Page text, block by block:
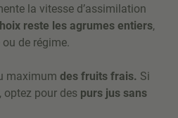
la vitesse d’assimilation
reste les agrumes entiers,
de régime.
maximum des fruits frais. Si
optez pour des purs jus sans